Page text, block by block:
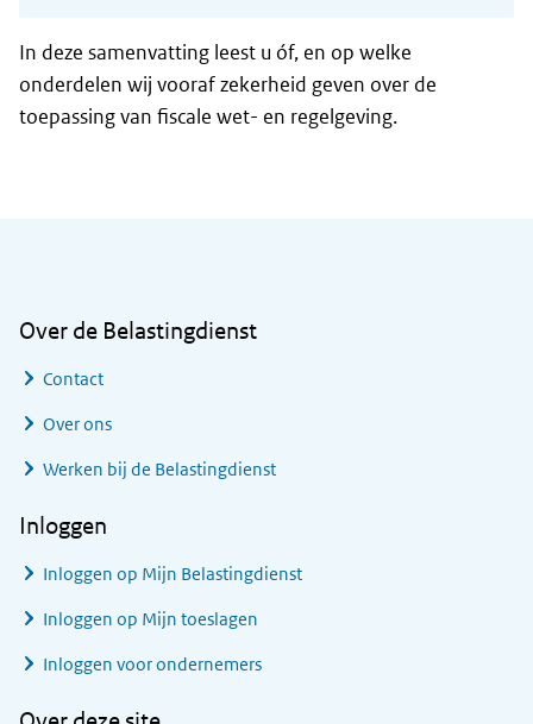
In deze samenvatting leest u óf, en op welke
onderdelen wij vooraf zekerheid geven over de
toepassing van fiscale wet- en regelgeving.
Over de Belastingdienst
Contact
Over ons
Werken bij de Belastingdienst
Inloggen
Inloggen op Mijn Belastingdienst
Inloggen op Mijn toeslagen
Inloggen voor ondernemers